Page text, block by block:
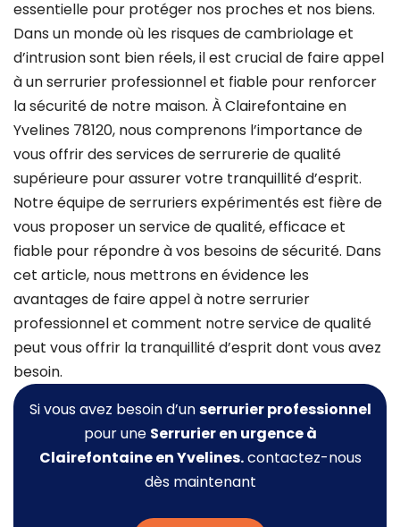
essentielle pour protéger nos proches et nos biens.
Dans un monde où les risques de cambriolage et
d’intrusion sont bien réels, il est crucial de faire appel
à un serrurier professionnel et fiable pour renforcer
la sécurité de notre maison. À Clairefontaine en
Yvelines 78120, nous comprenons l’importance de
vous offrir des services de serrurerie de qualité
supérieure pour assurer votre tranquillité d’esprit.
Notre équipe de serruriers expérimentés est fière de
vous proposer un service de qualité, efficace et
fiable pour répondre à vos besoins de sécurité. Dans
cet article, nous mettrons en évidence les
avantages de faire appel à notre serrurier
professionnel et comment notre service de qualité
peut vous offrir la tranquillité d’esprit dont vous avez
besoin.
Si vous avez besoin d’unserrurier professionnel
pour une Serrurieren urgence à
Clairefontaine en Yvelines.contactez-nous
dès maintenant